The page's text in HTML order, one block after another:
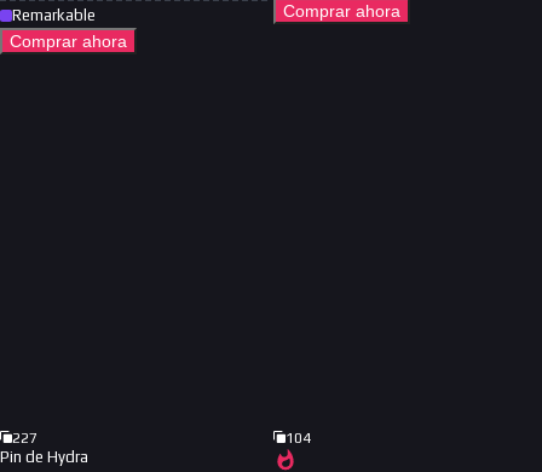
Remarkable
Comprar ahora
Comprar ahora
227
Pin de Hydra
104